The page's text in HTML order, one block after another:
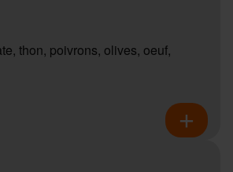
thon, poivrons, olives, oeuf,